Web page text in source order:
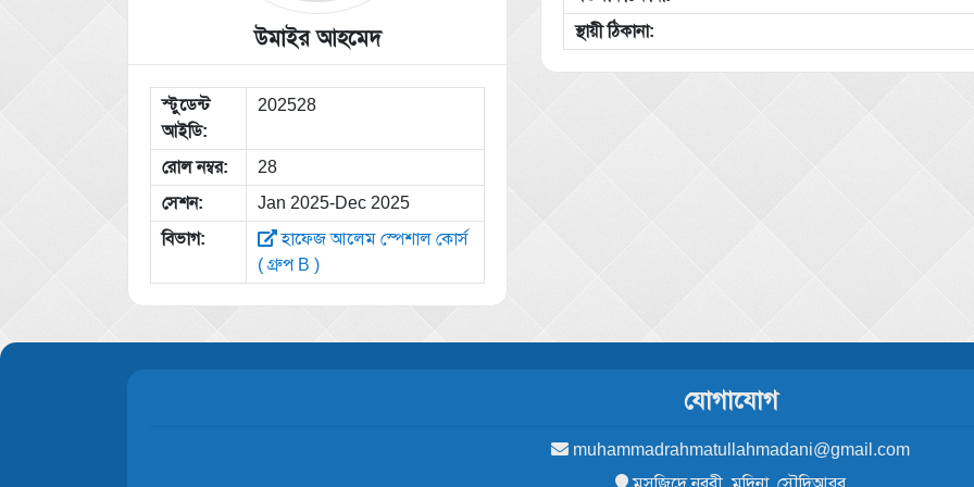
উমাইর আহমেদ
স্টুডেন্ট
আইডি:
202528
রোল নম্বর:
28
সেশন:
Jan 2025-Dec 2025
বিভাগ:
হাফেজ আলেম স্পেশাল কোর্স
( গ্রুপ B )
স্থায়ী ঠিকানা:
যোগাযোগ
muhammadrahmatullahmadani@gmail.com
মসজিদে নববী, মদিনা, সৌদিআরব